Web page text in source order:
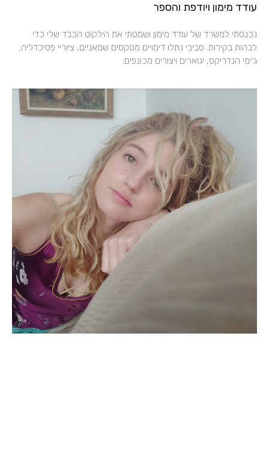
עודד מימון ויודפת והספר
נכנסתי למשרד של עודד מימון ושמטתי את הילקוט הכבד שלי כדי
לבהות בקירות. סביבי נתלו דימויים מטקסים שמאניים, ציוריי פסיכדליה,
ג׳ימי הנדריקס, יגוארים ויצורים מכונפים;